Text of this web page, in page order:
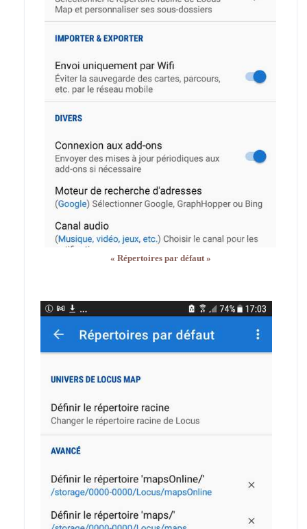
« Répertoires par défaut »